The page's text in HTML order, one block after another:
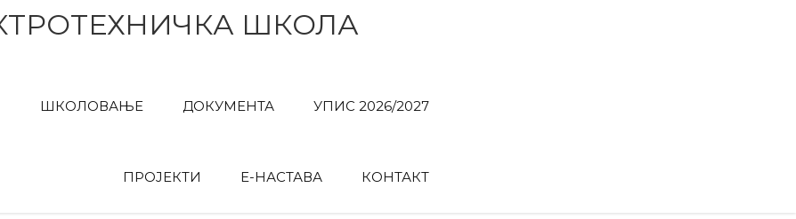
ШКОЛА
ШКОЛОВАЊЕ ДОКУМЕНТА УПИС 2026/2027
ПРОЈЕКТИ Е-НАСТАВА КОНТАКТ